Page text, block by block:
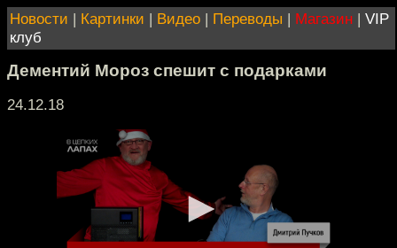
Новости | Картинки | Видео | Переводы | Магазин | VIP
клуб
Дементий Мороз спешит с подарками
24.12.18